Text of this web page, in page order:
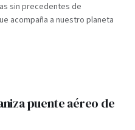
sin precedentes de
acompaña a nuestro planeta
puente aéreo de